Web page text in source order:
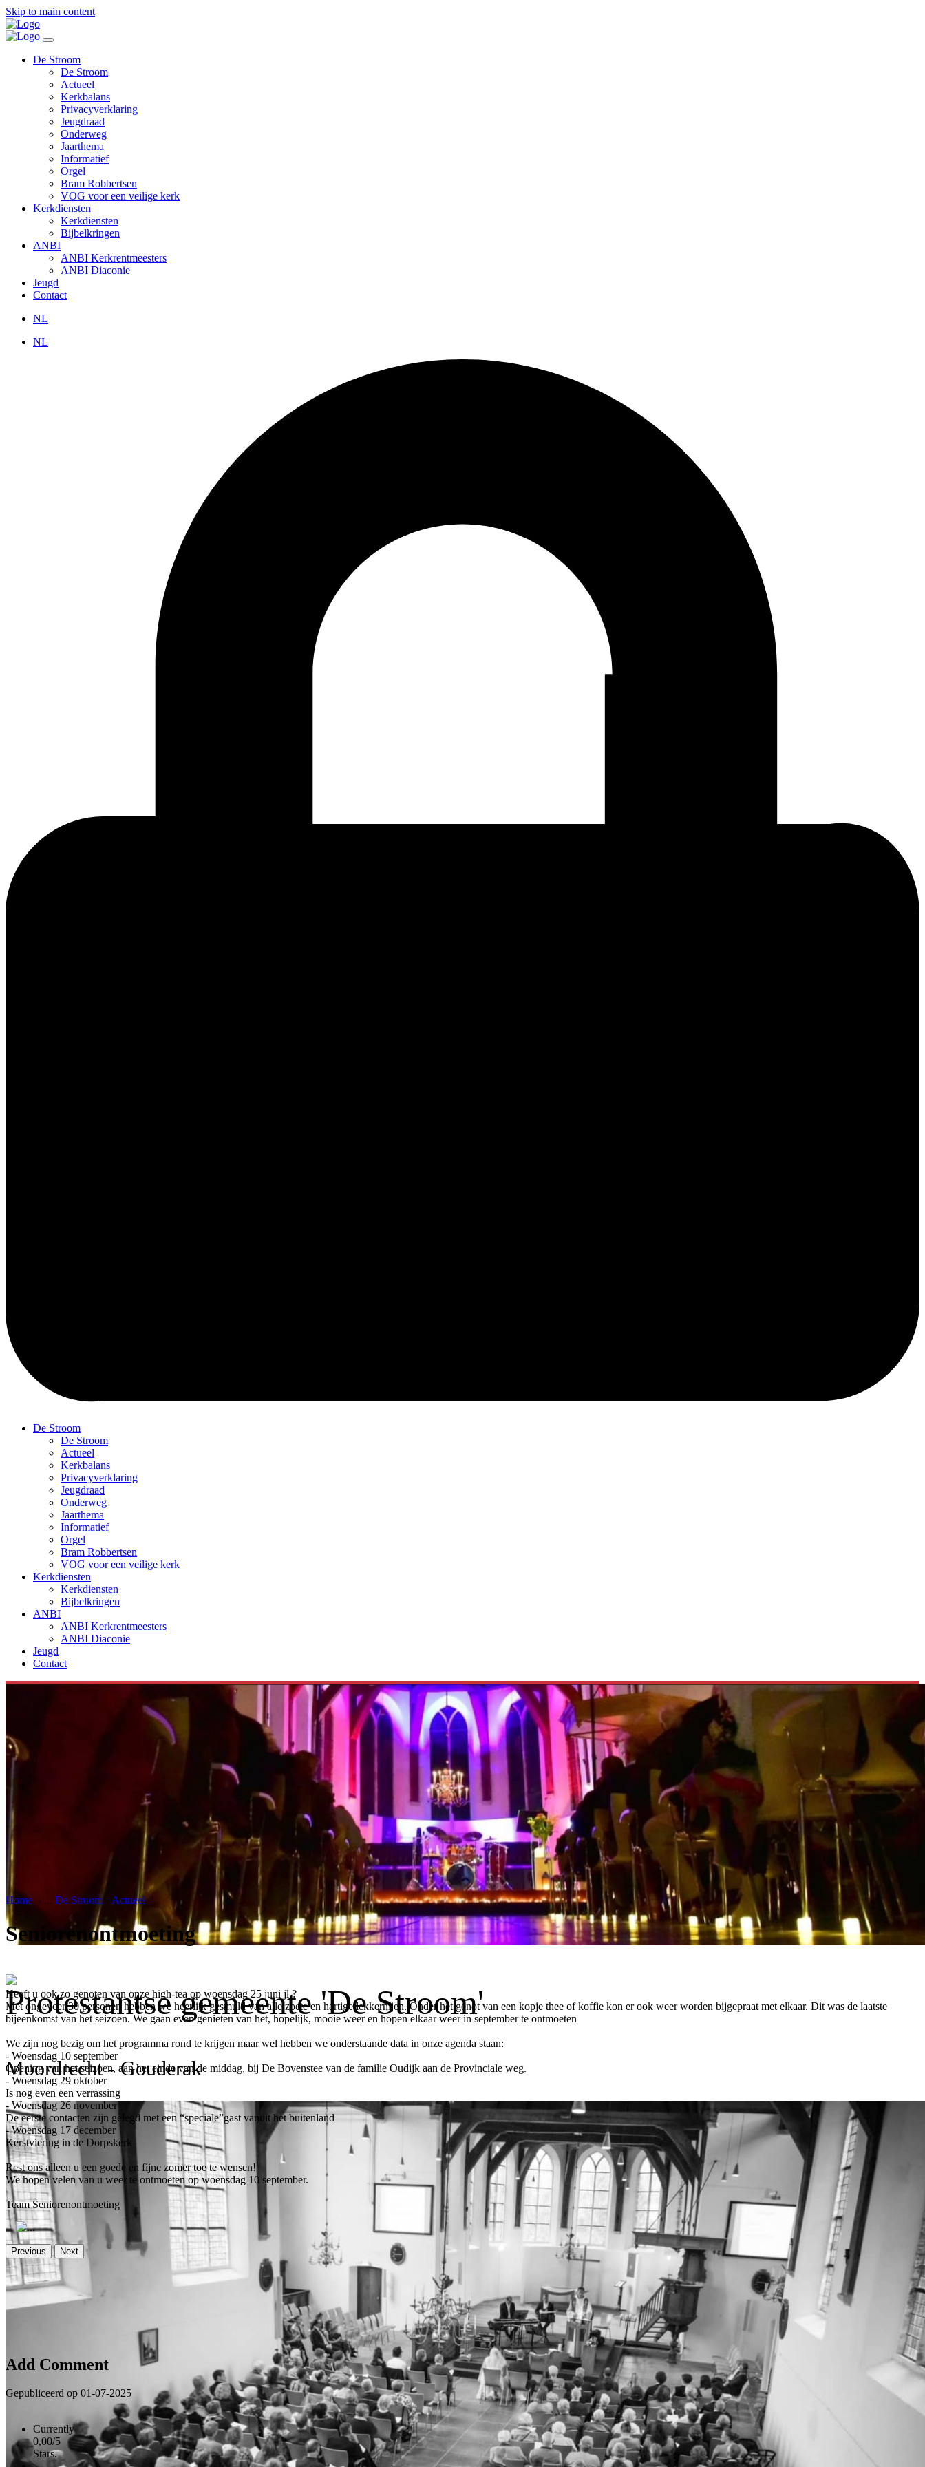
Skip to main content
De Stroom
De Stroom
Actueel
Kerkbalans
Privacyverklaring
Jeugdraad
Onderweg
Jaarthema
Informatief
Orgel
Bram Robbertsen
VOG voor een veilige kerk
Kerkdiensten
Kerkdiensten
Bijbelkringen
ANBI
ANBI Kerkrentmeesters
ANBI Diaconie
Jeugd
Contact
NL
NL
De Stroom
De Stroom
Actueel
Kerkbalans
Privacyverklaring
Jeugdraad
Onderweg
Jaarthema
Informatief
Orgel
Bram Robbertsen
VOG voor een veilige kerk
Kerkdiensten
Kerkdiensten
Bijbelkringen
ANBI
ANBI Kerkrentmeesters
ANBI Diaconie
Jeugd
Contact
Protestantse gemeente 'De Stroom'
Moordrecht - Gouderak
Home › ... De Stroom Actueel
Seniorenontmoeting
Heeft u ook zo genoten van onze high-tea op woensdag 25 juni jl.?
Met ongeveer 30 personen hebben we heerlijk gesmuld van alle zoete en hartige lekkernijen. Onder het genot van een kopje thee of koffie kon er ook weer worden bijgepraat met elkaar. Dit was de laatste
bijeenkomst van het seizoen. We gaan even genieten van het, hopelijk, mooie weer en hopen elkaar weer in september te ontmoeten
We zijn nog bezig om het programma rond te krijgen maar wel hebben we onderstaande data in onze agenda staan:
- Woensdag 10 september
Opening van het seizoen, aan het einde van de middag, bij De Bovenstee van de familie Oudijk aan de Provinciale weg.
- Woensdag 29 oktober
Is nog even een verrassing
- Woensdag 26 november
De eerste contacten zijn gelegd met een “speciale”gast vanuit het buitenland
- Woensdag 17 december
Kerstviering in de Dorpskerk
Rest ons alleen u een goede en fijne zomer toe te wensen!
We hopen velen van u weer te ontmoeten op woensdag 10 september.
Team Seniorenontmoeting
Previous Next
Er zijn nog geen reacties op dit bericht
Add Comment
Gepubliceerd op 01-07-2025
Currently
0,00/5
Stars.